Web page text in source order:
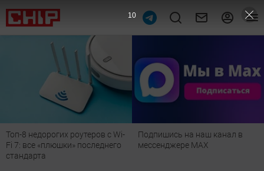
Топ-8 недорогих роутеров с Wi-
Fi 7: все «плюшки» последнего
стандарта
Подпишись на наш канал в
мессенджере МАХ
9